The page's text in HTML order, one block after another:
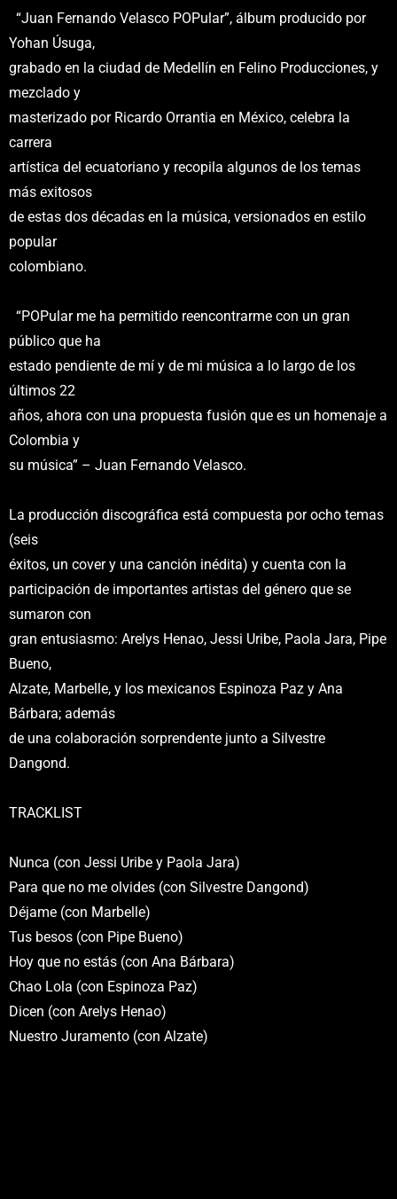
“Juan Fernando Velasco POPular”, álbum producido por
Yohan Úsuga,
grabado en la ciudad de Medellín en Felino Producciones, y
mezclado y
masterizado por Ricardo Orrantia en México, celebra la
carrera
artística del ecuatoriano y recopila algunos de los temas
más exitosos
de estas dos décadas en la música, versionados en estilo
popular
colombiano.
“POPular me ha permitido reencontrarme con un gran
público que ha
estado pendiente de mí y de mi música a lo largo de los
últimos 22
años, ahora con una propuesta fusión que es un homenaje a
Colombia y
su música” – Juan Fernando Velasco.
La producción discográfica está compuesta por ocho temas
(seis
éxitos, un cover y una canción inédita) y cuenta con la
participación de importantes artistas del género que se
sumaron con
gran entusiasmo: Arelys Henao, Jessi Uribe, Paola Jara, Pipe
Bueno,
Alzate, Marbelle, y los mexicanos Espinoza Paz y Ana
Bárbara; además
de una colaboración sorprendente junto a Silvestre
Dangond.
TRACKLIST
Nunca (con Jessi Uribe y Paola Jara)
Para que no me olvides (con Silvestre Dangond)
Déjame (con Marbelle)
Tus besos (con Pipe Bueno)
Hoy que no estás (con Ana Bárbara)
Chao Lola (con Espinoza Paz)
Dicen (con Arelys Henao)
Nuestro Juramento (con Alzate)